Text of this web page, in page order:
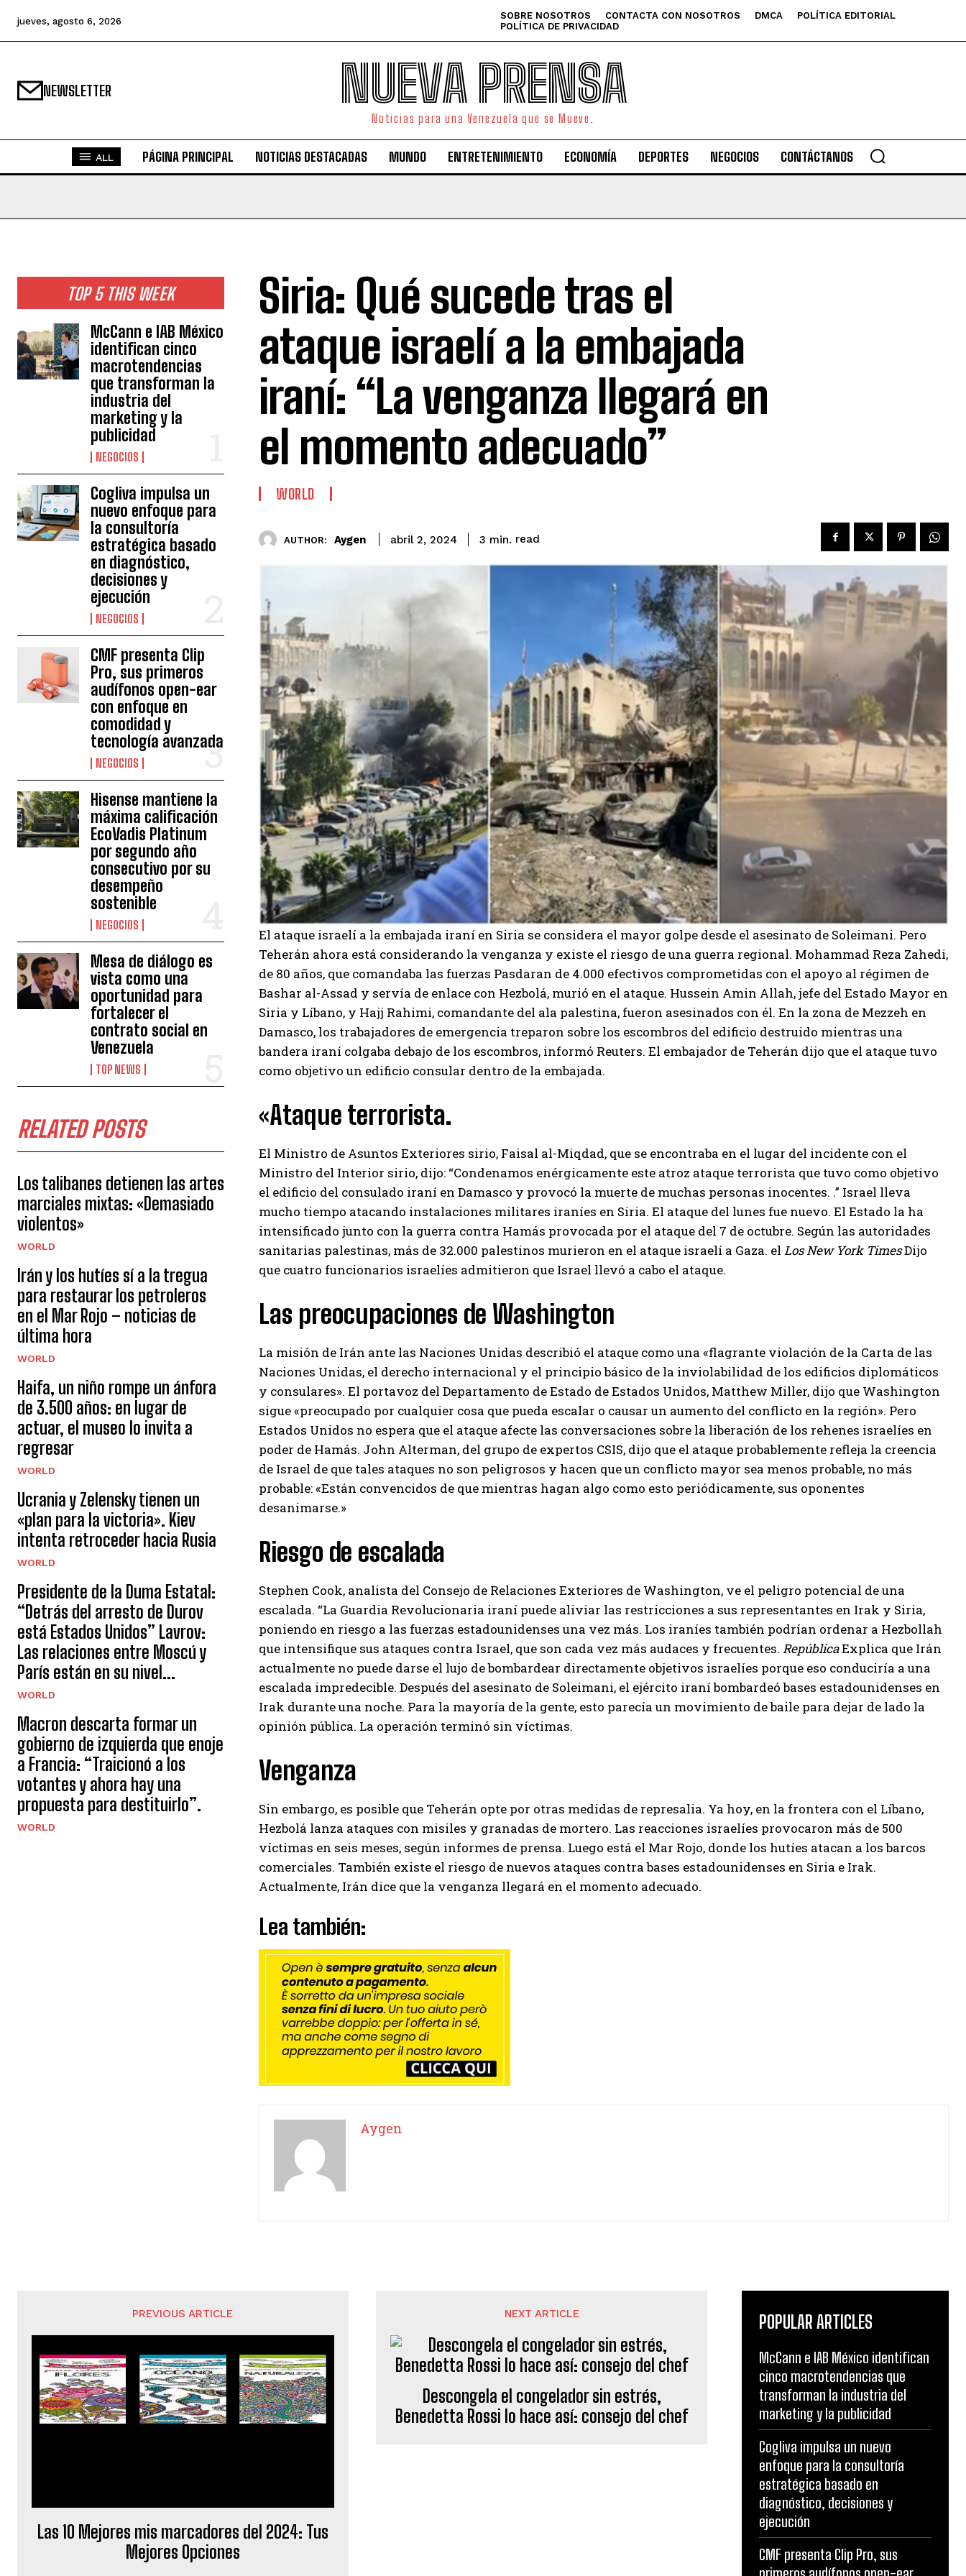
I've read and accept thePrivacy Policy.
Aygen
jueves, agosto 6, 2026 SOBRE NOSOTROS CONTACTA CON NOSOTROS DMCA
POLÍTICA EDITORIAL
POLÍTICA DE PRIVACIDAD
NEWSLETTER NUEVA PRENSA
Noticias para una Venezuela que se Mueve.
ALL PÁGINA PRINCIPAL NOTICIAS DESTACADAS MUNDO ENTRETENIMIENTO ECONOMÍA DEPORTES NEGOCIOS CONTÁCTANOS
TOP 5 THIS WEEK
McCann e IAB México
identifican cinco
macrotendencias
que transforman la
industria del
marketing y la
publicidad
NEGOCIOS
Cogliva impulsa un
nuevo enfoque para
la consultoría
estratégica basado
en diagnóstico,
decisiones y
ejecución
NEGOCIOS
CMF presenta Clip
Pro, sus primeros
audífonos open-ear
con enfoque en
comodidad y
tecnología avanzada
NEGOCIOS
Hisense mantiene la
máxima calificación
EcoVadis Platinum
por segundo año
consecutivo por su
desempeño
sostenible
NEGOCIOS
Mesa de diálogo es
vista como una
oportunidad para
fortalecer el
contrato social en
Venezuela
TOP NEWS
RELATED POSTS
Los talibanes detienen las artes
marciales mixtas: «Demasiado
violentos»
WORLD
Irán y los hutíes sí a la tregua
para restaurar los petroleros
en el Mar Rojo – noticias de
última hora
WORLD
Haifa, un niño rompe un ánfora
de 3.500 años: en lugar de
actuar, el museo lo invita a
regresar
WORLD
Ucrania y Zelensky tienen un
«plan para la victoria». Kiev
intenta retroceder hacia Rusia
WORLD
Presidente de la Duma Estatal:
“Detrás del arresto de Durov
está Estados Unidos” Lavrov:
Las relaciones entre Moscú y
París están en su nivel...
WORLD
Macron descarta formar un
gobierno de izquierda que enoje
a Francia: “Traicionó a los
votantes y ahora hay una
propuesta para destituirlo”.
WORLD
Siria: Qué sucede tras el
ataque israelí a la embajada
iraní: “La venganza llegará en
el momento adecuado”
WORLD
AUTHOR: Aygen abril 2, 2024 3 min. read
El ataque israelí a la embajada iraní en Siria se considera el mayor golpe desde el asesinato de Soleimani. Pero
Teherán ahora está considerando la venganza y existe el riesgo de una guerra regional. Mohammad Reza Zahedi,
de 80 años, que comandaba las fuerzas Pasdaran de 4.000 efectivos comprometidas con el apoyo al régimen de
Bashar al-Assad y servía de enlace con Hezbolá, murió en el ataque. Hussein Amin Allah, jefe del Estado Mayor en
Siria y Líbano, y Hajj Rahimi, comandante del ala palestina, fueron asesinados con él. En la zona de Mezzeh en
Damasco, los trabajadores de emergencia treparon sobre los escombros del edificio destruido mientras una
bandera iraní colgaba debajo de los escombros, informó Reuters. El embajador de Teherán dijo que el ataque tuvo
como objetivo un edificio consular dentro de la embajada.
«Ataque terrorista.
El Ministro de Asuntos Exteriores sirio, Faisal al-Miqdad, que se encontraba en el lugar del incidente con el
Ministro del Interior sirio, dijo: “Condenamos enérgicamente este atroz ataque terrorista que tuvo como objetivo
el edificio del consulado iraní en Damasco y provocó la muerte de muchas personas inocentes. .” Israel lleva
mucho tiempo atacando instalaciones militares iraníes en Siria. El ataque del lunes fue nuevo. El Estado la ha
intensificado junto con la guerra contra Hamás provocada por el ataque del 7 de octubre. Según las autoridades
sanitarias palestinas, más de 32.000 palestinos murieron en el ataque israelí a Gaza. el Los New York TimesDijo
que cuatro funcionarios israelíes admitieron que Israel llevó a cabo el ataque.
Las preocupaciones de Washington
La misión de Irán ante las Naciones Unidas describió el ataque como una «flagrante violación de la Carta de las
Naciones Unidas, el derecho internacional y el principio básico de la inviolabilidad de los edificios diplomáticos
y consulares». El portavoz del Departamento de Estado de Estados Unidos, Matthew Miller, dijo que Washington
sigue «preocupado por cualquier cosa que pueda escalar o causar un aumento del conflicto en la región». Pero
Estados Unidos no espera que el ataque afecte las conversaciones sobre la liberación de los rehenes israelíes en
poder de Hamás. John Alterman, del grupo de expertos CSIS, dijo que el ataque probablemente refleja la creencia
de Israel de que tales ataques no son peligrosos y hacen que un conflicto mayor sea menos probable, no más
probable: «Están convencidos de que mientras hagan algo como esto periódicamente, sus oponentes
desanimarse.»
Riesgo de escalada
Stephen Cook, analista del Consejo de Relaciones Exteriores de Washington, ve el peligro potencial de una
escalada. “La Guardia Revolucionaria iraní puede aliviar las restricciones a sus representantes en Irak y Siria,
poniendo en riesgo a las fuerzas estadounidenses una vez más. Los iraníes también podrían ordenar a Hezbollah
que intensifique sus ataques contra Israel, que son cada vez más audaces y frecuentes. RepúblicaExplica que Irán
actualmente no puede darse el lujo de bombardear directamente objetivos israelíes porque eso conduciría a una
escalada impredecible. Después del asesinato de Soleimani, el ejército iraní bombardeó bases estadounidenses en
Irak durante una noche. Para la mayoría de la gente, esto parecía un movimiento de baile para dejar de lado la
opinión pública. La operación terminó sin víctimas.
Venganza
Sin embargo, es posible que Teherán opte por otras medidas de represalia. Ya hoy, en la frontera con el Líbano,
Hezbolá lanza ataques con misiles y granadas de mortero. Las reacciones israelíes provocaron más de 500
víctimas en seis meses, según informes de prensa. Luego está el Mar Rojo, donde los hutíes atacan a los barcos
comerciales. También existe el riesgo de nuevos ataques contra bases estadounidenses en Siria e Irak.
Actualmente, Irán dice que la venganza llegará en el momento adecuado.
Lea también:
Aygen
PREVIOUS ARTICLE
Las 10 Mejores mis marcadores del 2024: Tus
Mejores Opciones
NEXT ARTICLE
Descongela el congelador sin estrés,
Benedetta Rossi lo hace así: consejo del chef
POPULAR ARTICLES
McCann e IAB México identifican
cinco macrotendencias que
transforman la industria del
marketing y la publicidad
Cogliva impulsa un nuevo
enfoque para la consultoría
estratégica basado en
diagnóstico, decisiones y
ejecución
CMF presenta Clip Pro, sus